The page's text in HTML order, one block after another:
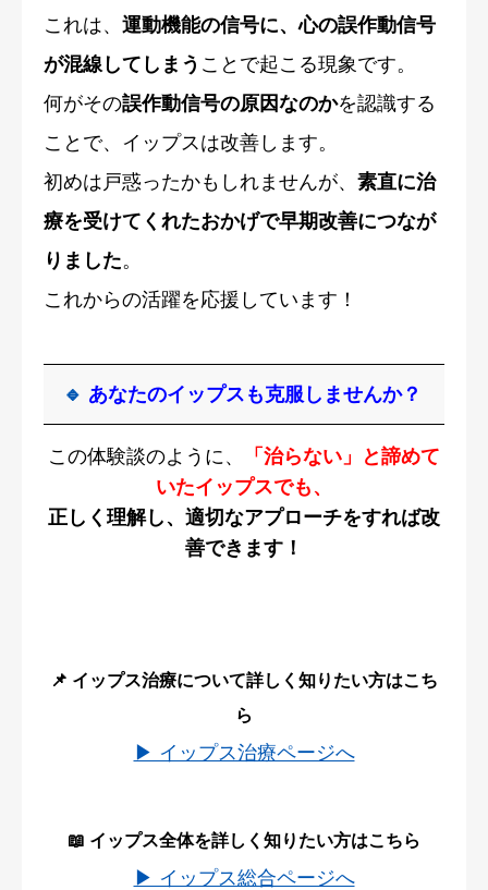
これは、 運動機能の信号に、心の誤作動信号
が混線してしまう ことで起こる現象です。
何がその誤作動信号の原因なのかを認識する
ことで、イップスは改善します。
初めは戸惑ったかもしれませんが、 素直に治
療を受けてくれたおかげで早期改善につなが
りました。
これからの活躍を応援しています！
🔹 あなたのイップスも克服しませんか？
この体験談のように、
「治らない」と諦めて
いたイップスでも、
正しく理解し、適切なアプローチをすれば改
善できます！
📌 イップス治療について詳しく知りたい方はこち
ら
▶ イップス治療ページへ
📖 イップス全体を詳しく知りたい方はこちら
▶ イップス総合ページへ